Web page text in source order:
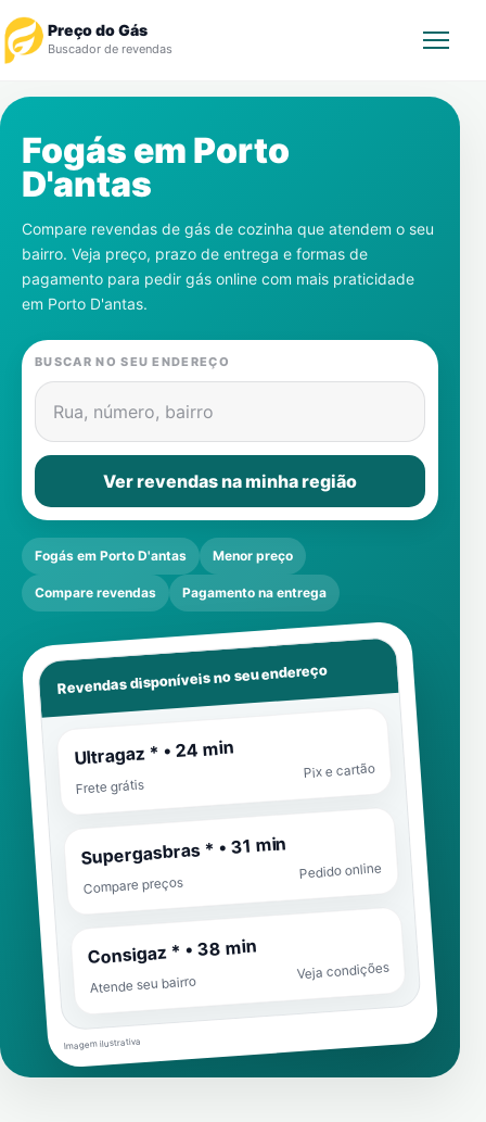
Preço do Gás
Buscador de revendas
Revendedor
Notícias
Cadastre-se
Gás
Contatos
Fogás em Porto
D'antas
Compare revendas de gás de cozinha que atendem o seu
bairro. Veja preço, prazo de entrega e formas de
pagamento para pedir gás online com mais praticidade
em Porto D'antas.
BUSCAR NO SEU ENDEREÇO
Rua, número, bairro
Ver revendas na minha região
Fogás em Porto D'antas Menor preço
Compare revendas Pagamento na entrega
Revendas disponíveis no seu endereço
Ultragaz * • 24 min
Frete grátis
Pix e cartão
Supergasbras * • 31 min
Compare preços
Pedido online
Consigaz * • 38 min
Atende seu bairro
Veja condições
Imagem ilustrativa